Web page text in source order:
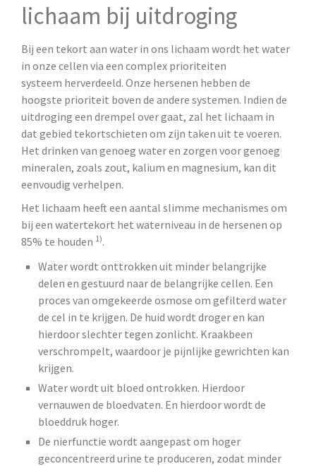
lichaam bij uitdroging
Bij een tekort aan water in ons lichaam wordt het water
in onze cellen via een complex prioriteiten
systeem herverdeeld. Onze hersenen hebben de
hoogste prioriteit boven de andere systemen. Indien de
uitdroging een drempel over gaat, zal het lichaam in
dat gebied tekortschieten om zijn taken uit te voeren.
Het drinken van genoeg water en zorgen voor genoeg
mineralen, zoals zout, kalium en magnesium, kan dit
eenvoudig verhelpen.
Het lichaam heeft een aantal slimme mechanismes om
bij een watertekort het waterniveau in de hersenen op
85% te houden 1).
Water wordt onttrokken uit minder belangrijke
delen en gestuurd naar de belangrijke cellen. Een
proces van omgekeerde osmose om gefilterd water
de cel in te krijgen. De huid wordt droger en kan
hierdoor slechter tegen zonlicht. Kraakbeen
verschrompelt, waardoor je pijnlijke gewrichten kan
krijgen.
Water wordt uit bloed ontrokken. Hierdoor
vernauwen de bloedvaten. En hierdoor wordt de
bloeddruk hoger.
De nierfunctie wordt aangepast om hoger
geconcentreerd urine te produceren, zodat minder